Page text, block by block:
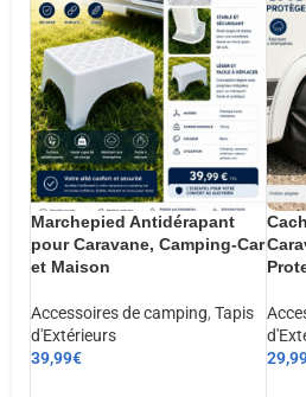
Marchepied Antidérapant
pour Caravane, Camping-Car
et Maison
Accessoires de camping, Tapis
d'Extérieurs
39,99€